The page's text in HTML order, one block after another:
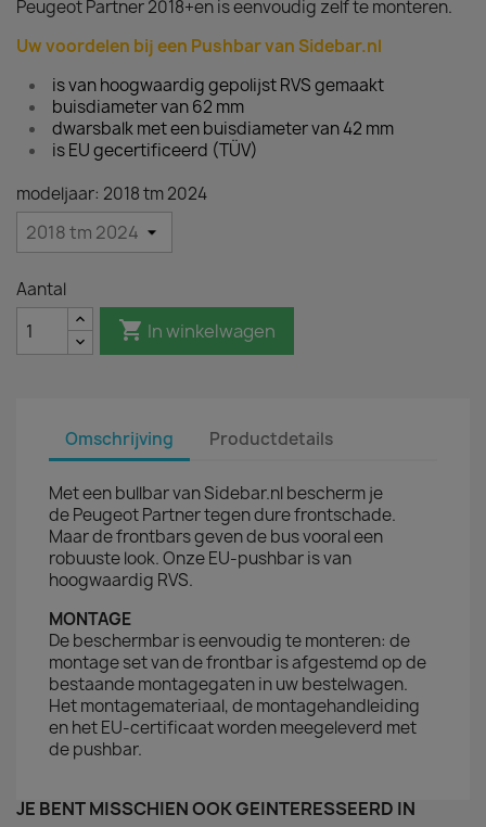
Peugeot Partner 2018+en is eenvoudig zelf te monteren.
Uw voordelen bij een Pushbar van Sidebar.nl
is van hoogwaardig gepolijst RVS gemaakt
buisdiameter van 62 mm
dwarsbalk met een buisdiameter van 42 mm
is EU gecertificeerd (TÜV)
modeljaar: 2018 tm 2024
Aantal
 In winkelwagen
Omschrijving Productdetails
Met een bullbar van Sidebar.nl bescherm je
de Peugeot Partner tegen dure frontschade.
Maar de frontbars geven de bus vooral een
robuuste look. Onze EU-pushbar is van
hoogwaardig RVS.
MONTAGE
De beschermbar is eenvoudig te monteren: de
montage set van de frontbar is afgestemd op de
bestaande montagegaten in uw bestelwagen.
Het montagemateriaal, de montagehandleiding
en het EU-certificaat worden meegeleverd met
de pushbar.
JE BENT MISSCHIEN OOK GEÏNTERESSEERD IN